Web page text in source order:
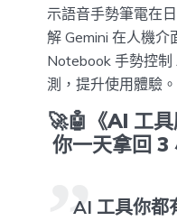
示語音手勢筆電在
解 Gemini 在人機
Notebook 手勢控
測，提升使用體驗。
🚀🤖《AI 工
你一天拿回 3
AI 工具你都